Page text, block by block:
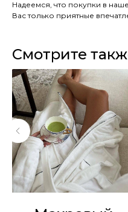
Надеемся, что покупки в
Вас только приятные
Смотрите